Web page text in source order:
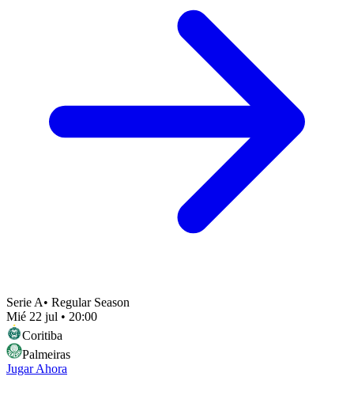
Serie A• Regular Season
Mié 22 jul • 20:00
Coritiba
Palmeiras
Jugar Ahora